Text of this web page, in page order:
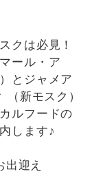
クは必見！
ール・ア
とジャメア
新モスク）
ルフードの
します♪
迎え